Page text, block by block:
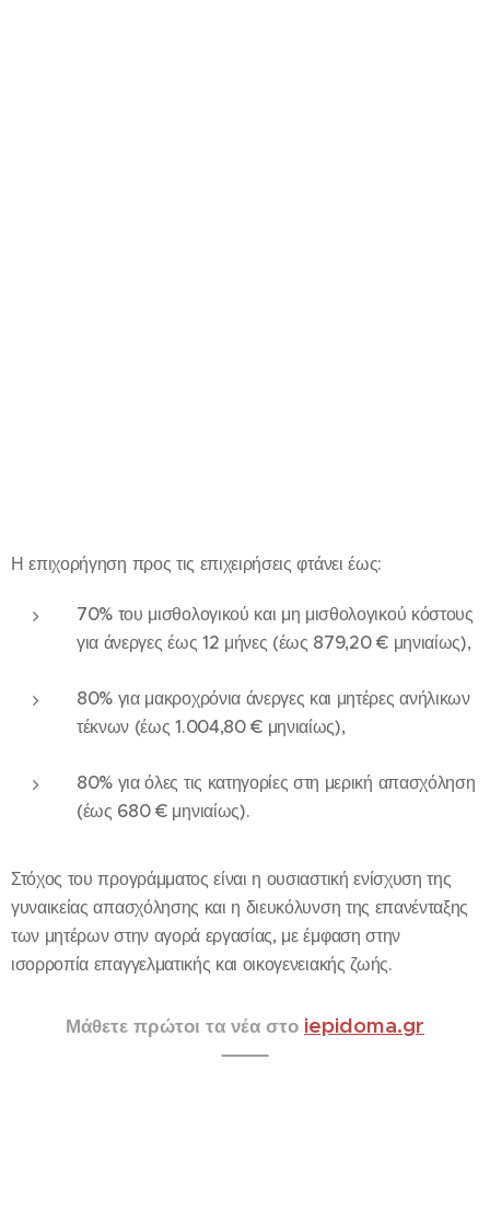
Η επιχορήγηση προς τις επιχειρήσεις φτάνει έως:
70% του μισθολογικού και μη μισθολογικού κόστους
για άνεργες έως 12 μήνες (έως 879,20 € μηνιαίως),
80% για μακροχρόνια άνεργες και μητέρες ανήλικων
τέκνων (έως 1.004,80 € μηνιαίως),
80% για όλες τις κατηγορίες στη μερική απασχόληση
(έως 680 € μηνιαίως).
Στόχος του προγράμματος είναι η ουσιαστική ενίσχυση της
γυναικείας απασχόλησης και η διευκόλυνση της επανένταξης
των μητέρων στην αγορά εργασίας, με έμφαση στην
ισορροπία επαγγελματικής και οικογενειακής ζωής.
Μάθετε πρώτοι τα νέα στο iepidoma.gr